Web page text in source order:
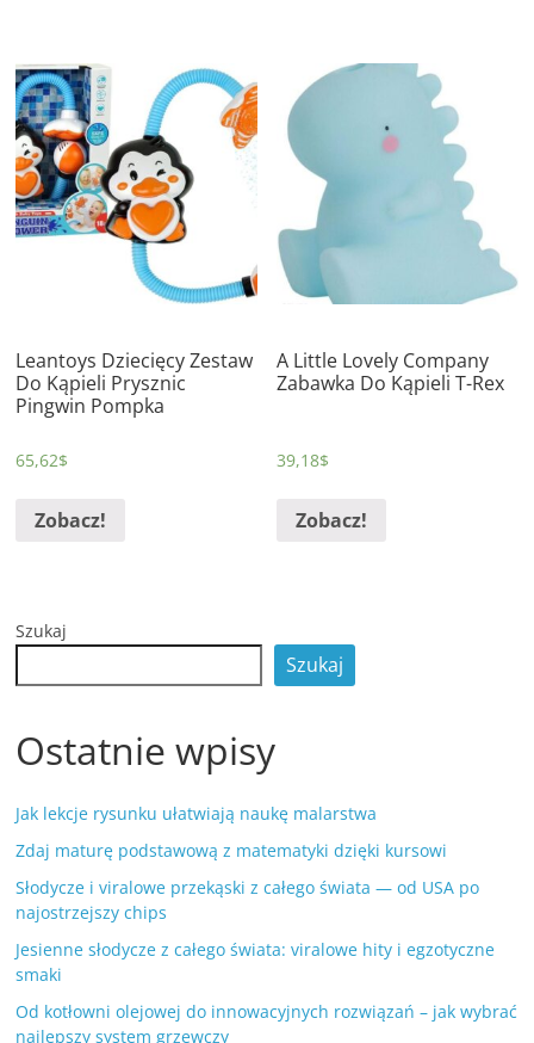
Leantoys Dziecięcy Zestaw
Do Kąpieli Prysznic
Pingwin Pompka
65,62$
Zobacz!
A Little Lovely Company
Zabawka Do Kąpieli T-Rex
39,18$
Zobacz!
Szukaj
Szukaj
Ostatnie wpisy
Jak lekcje rysunku ułatwiają naukę malarstwa
Zdaj maturę podstawową z matematyki dzięki kursowi
Słodycze i viralowe przekąski z całego świata — od USA po
najostrzejszy chips
Jesienne słodycze z całego świata: viralowe hity i egzotyczne
smaki
Od kotłowni olejowej do innowacyjnych rozwiązań – jak wybrać
najlepszy system grzewczy